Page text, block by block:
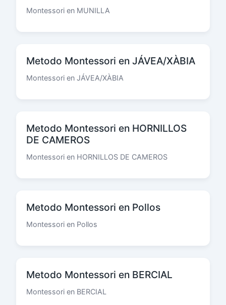
Montessori en MUNILLA
Metodo Montessori en JÁVEA/XÀBIA
Montessori en JÁVEA/XÀBIA
Metodo Montessori en HORNILLOS
DE CAMEROS
Montessori en HORNILLOS DE CAMEROS
Metodo Montessori en Pollos
Montessori en Pollos
Metodo Montessori en BERCIAL
Montessori en BERCIAL